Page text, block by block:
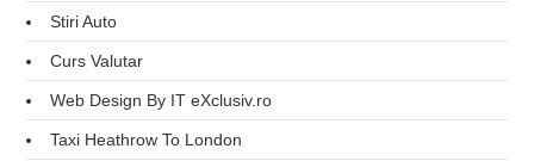
Stiri Auto
Curs Valutar
Web Design By IT eXclusiv.ro
Taxi Heathrow To London